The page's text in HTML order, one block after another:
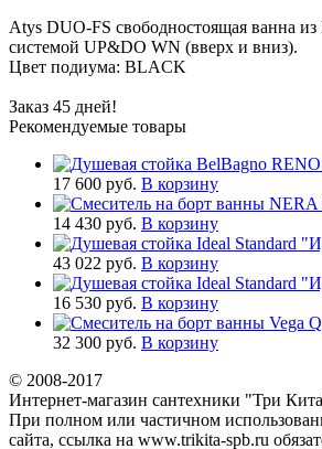
Atys DUO-FS cвободностоящая ванна
системой UP&DO WN (вверх и вниз).
Цвет подиума: BLACK
Заказ 45 дней!
Рекомендуемые товары
17 600 руб. В корзину
14 430 руб. В корзину
43 022 руб. В корзину
16 530 руб. В корзину
32 300 руб. В корзину
© 2008-2017
Интернет-магазин сантехники "Три
При полном или частичном
сайта, ссылка на www.trikita-spb.ru